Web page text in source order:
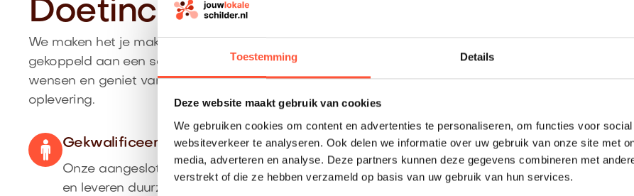
Toestemming Details
Deze website maakt gebruik van cookies
We gebruiken cookies om content en advertenties te personaliseren, om functies voor
websiteverkeer te analyseren. Ook delen we informatie over uw gebruik van onze site met
media, adverteren en analyse. Deze partners kunnen deze gegevens combineren met
verstrekt of die ze hebben verzameld op basis van uw gebruik van hun services.
Doetinchem
We maken het je makkelijk: je krijgt een duidelijke prijsindicatie, wordt
gekoppeld aan een schilder uit Doetinchem die past bij jouw
wensen en geniet van een soepel proces van aanvraag tot
oplevering.
Gekwalificeerde vakschilder uit Doetinchem
Onze aangesloten schilders komen uit de regio, werken netjes
en leveren duurzaam schilderwerk af.